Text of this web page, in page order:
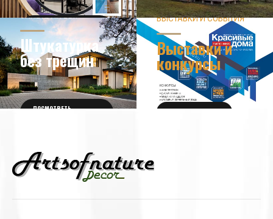
НОВОСТИ ИЗ МИРА
ДИЗАЙНА УЗНАТЬ БОЛЬШЕ
ЗНАЕТЕ ЛИ ВЫ?
Штукатурка
без трещин
ПОСМОТРЕТЬ
ВЫСТАВКИ И СОБЫТИЯ
Выставки и
конкурсы
ПОЛУЧИТЬ БИЛЕТ